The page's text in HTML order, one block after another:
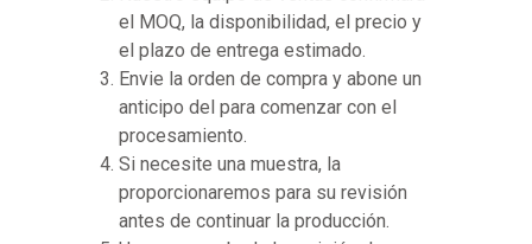
el MOQ, la disponibilidad, el precio y
el plazo de entrega estimado.
Envie la orden de compra y abone un
anticipo del para comenzar con el
procesamiento.
Si necesite una muestra, la
proporcionaremos para su revisión
antes de continuar la producción.